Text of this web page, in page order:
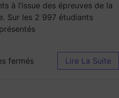
à l’issue des épreuves de la
Sur les 2 997 étudiants
fermés Lire La Suite